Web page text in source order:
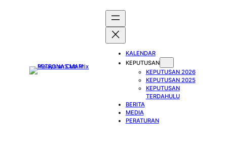
KALENDAR
KEPUTUSAN
KEPUTUSAN 2026
KEPUTUSAN 2025
KEPUTUSAN
TERDAHULU
BERITA
MEDIA
PERATURAN